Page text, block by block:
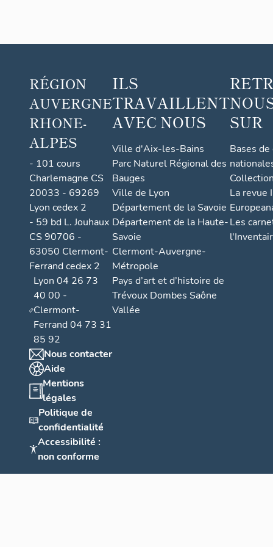
Sail-
sous-
Couz
an
RÉGION
AUVERGNE
RHONE-
ALPES
- 101 cours
Charlemagne CS
20033 - 69269
Lyon cedex 2
- 59 bd L. Jouhaux
CS 90706 -
63050 Clermont-
Ferrand cedex 2
Lyon 04 26 73
40 00 -
Clermont-
Ferrand 04 73 31
85 92
Nous contacter
Aide
Mentions
légales
Politique de
confidentialité
Accessibilité :
non conforme
ILS
TRAVAILLENT
AVEC NOUS
Ville d'Aix-les-Bains
Parc Naturel Régional des
Bauges
Ville de Lyon
Département de la Savoie
Département de la Haute-
Savoie
Clermont-Auvergne-
Métropole
Pays d’art et d’histoire de
Trévoux Dombes Saône
Vallée
SUR
Bases
La revue
Les